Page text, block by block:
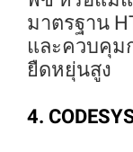
มาตรฐาน
และควบคุม
ยืดหยุ่นสูง
4.